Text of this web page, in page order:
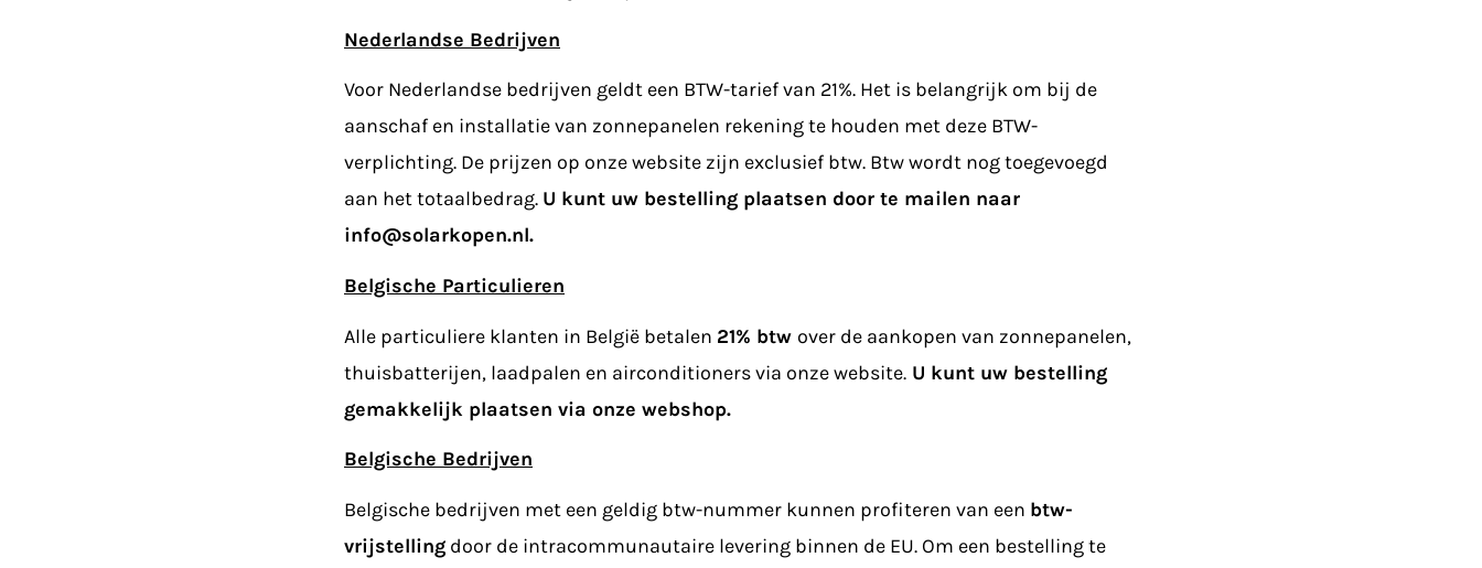
Nederlandse Bedrijven
Voor Nederlandse bedrijven geldt een BTW-tarief van 21%. Het is belangrijk om bij de
aanschaf en installatie van zonnepanelen rekening te houden met deze BTW-
verplichting. De prijzen op onze website zijn exclusief btw. Btw wordt nog toegevoegd
aan het totaalbedrag. U kunt uw bestelling plaatsen door te mailen naar
info@solarkopen.nl.
Belgische Particulieren
Alle particuliere klanten in België betalen 21% btw over de aankopen van zonnepanelen,
thuisbatterijen, laadpalen en airconditioners via onze website. U kunt uw bestelling
gemakkelijk plaatsen via onze webshop.
Belgische Bedrijven
Belgische bedrijven met een geldig btw-nummer kunnen profiteren van een btw-
vrijstelling door de intracommunautaire levering binnen de EU. Om een bestelling te